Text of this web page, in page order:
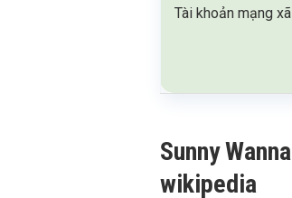
Tài khoản mạng
Sunny
wikipedia